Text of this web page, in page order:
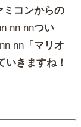
ミコンからの
nn nnつい
nn 「マリオ
きますね！